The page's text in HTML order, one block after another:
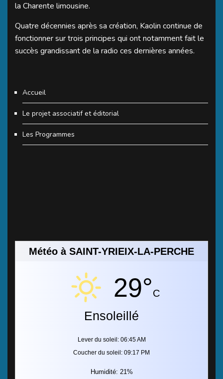
la Charente limousine.
Quatre décennies après sa création, Kaolin continue de
fonctionner sur trois principes qui ont notamment fait le
succès grandissant de la radio ces dernières années.
Accueil
Le projet associatif et éditorial
Les Programmes
Météo à SAINT-YRIEIX-LA-PERCHE
29°C
Ensoleillé
Lever du soleil: 06:45 AM
Coucher du soleil: 09:17 PM
Humidité: 21%